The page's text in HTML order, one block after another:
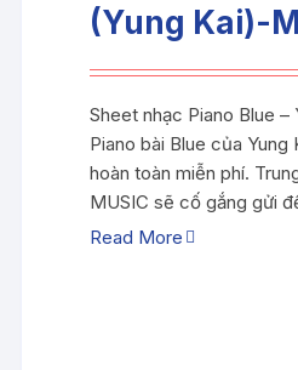
(Yung Kai)-
Sheet nhạc Piano Blue –
Piano bài Blue của
hoàn toàn miễn phí.
MUSIC sẽ cố gắng gửi
Read More